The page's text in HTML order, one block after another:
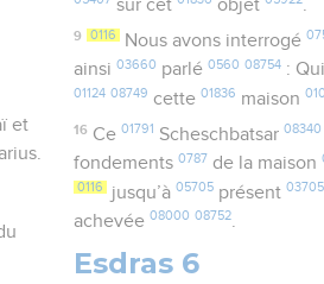
et
sur cet objet
9 0116 Nous avons interrogé
ainsi03660 parlé0560 08754 :
01124 08749 cette01836 maison
16 Ce 01791 Scheschbatsar 08340
fondements0787 de la maison
0116 jusqu’à05705 présent03705
achevée08000 08752.
Esdras 6